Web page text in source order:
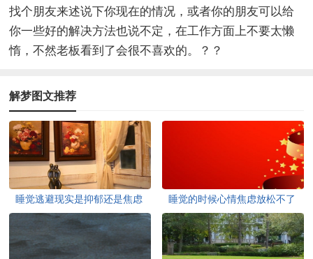
找个朋友来述说下你现在的情况，或者你的朋友可以给
你一些好的解决方法也说不定，在工作方面上不要太懒
惰，不然老板看到了会很不喜欢的。？？
解梦图文推荐
睡觉逃避现实是抑郁还是焦虑 睡觉的时候心情焦虑放松不了